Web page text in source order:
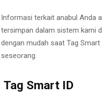
Informasi terkait anabul Anda
tersimpan dalam sistem kami
dengan mudah saat Tag Smart
seseorang.
Tag Smart ID